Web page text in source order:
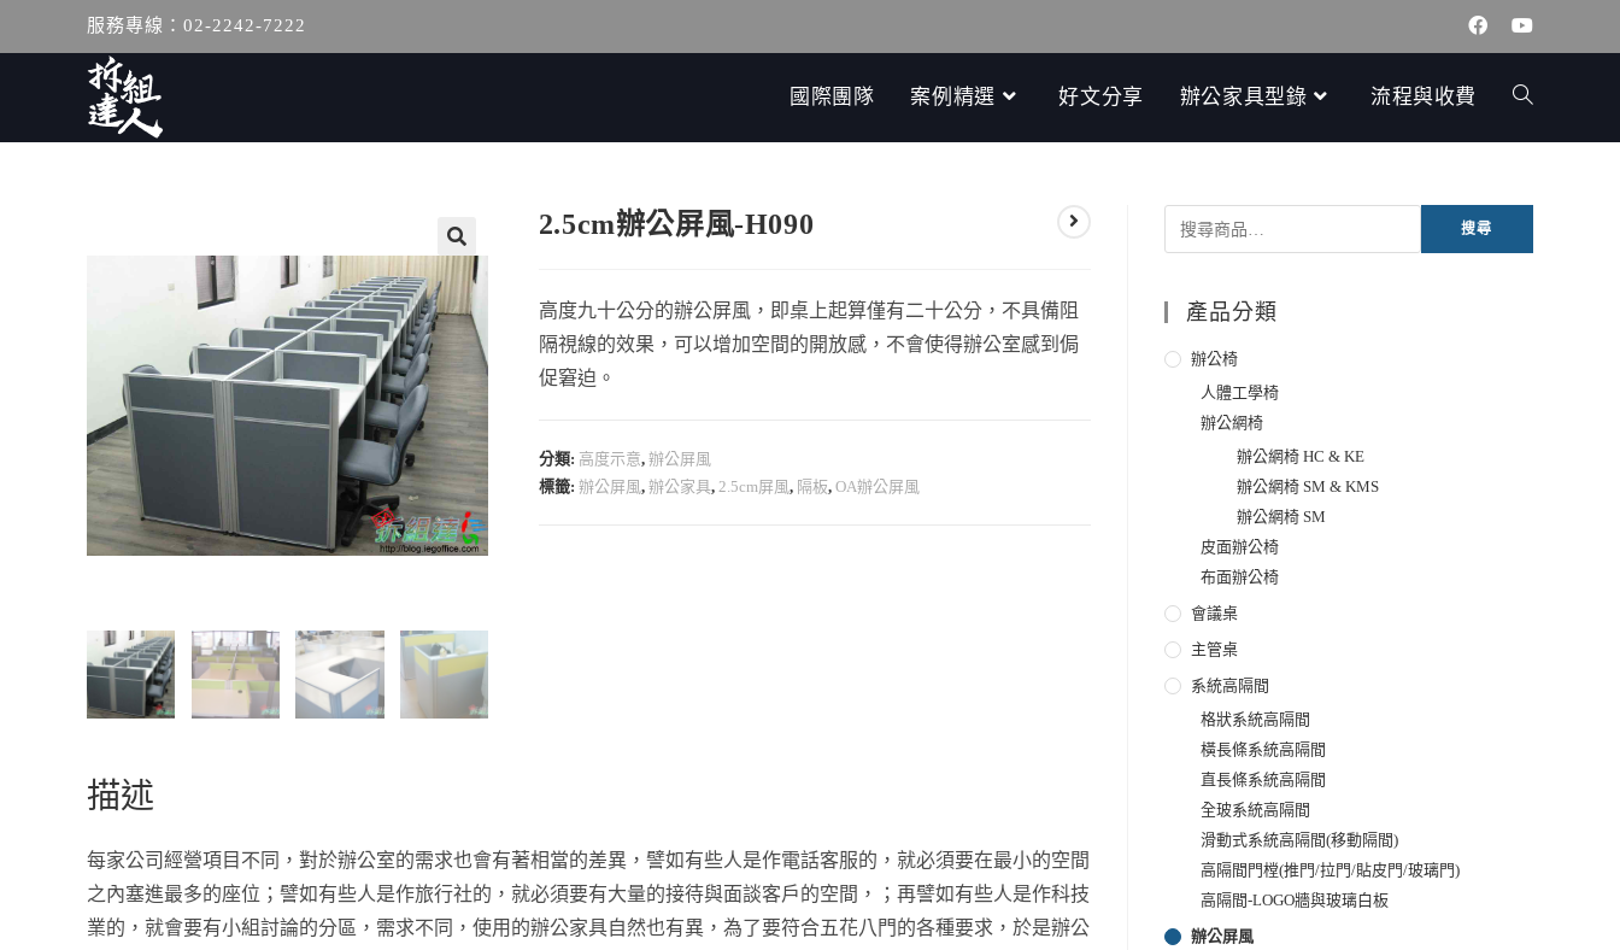
服務專線：02-2242-7222
國際團隊 案例精選 好文分享 辦公家具型錄 流程與收費
🔍
2.5cm辦公屏風-H090
高度九十公分的辦公屏風，即桌上起算僅有二十公分，不具備阻
隔視線的效果，可以增加空間的開放感，不會使得辦公室感到侷
促窘迫。
分類: 高度示意, 辦公屏風
標籤: 辦公屏風, 辦公家具, 2.5cm屏風, 隔板, OA辦公屏風
描述
每家公司經營項目不同，對於辦公室的需求也會有著相當的差異，譬如有些人是作電話客服的，就必須要在最小的空間
之內塞進最多的座位；譬如有些人是作旅行社的，就必須要有大量的接待與面談客戶的空間，；再譬如有些人是作科技
業的，就會要有小組討論的分區，需求不同，使用的辦公家具自然也有異，為了要符合五花八門的各種要求，於是辦公
搜尋
產品分類
辦公椅
人體工學椅
辦公網椅
辦公網椅 HC & KE
辦公網椅 SM & KMS
辦公網椅 SM
皮面辦公椅
布面辦公椅
會議桌
主管桌
系統高隔間
格狀系統高隔間
橫長條系統高隔間
直長條系統高隔間
全玻系統高隔間
滑動式系統高隔間(移動隔間)
高隔間門樘(推門/拉門/貼皮門/玻璃門)
高隔間-LOGO牆與玻璃白板
辦公屏風